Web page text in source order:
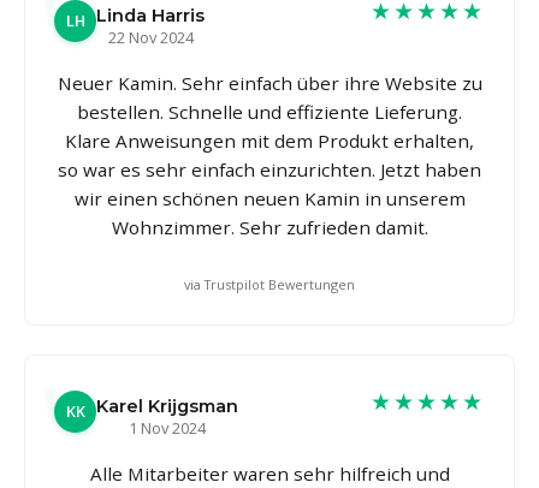
LH
Linda Harris
22 Nov 2024
★★★★★
Neuer Kamin. Sehr einfach über ihre Website zu
bestellen. Schnelle und effiziente Lieferung.
Klare Anweisungen mit dem Produkt erhalten,
so war es sehr einfach einzurichten. Jetzt haben
wir einen schönen neuen Kamin in unserem
Wohnzimmer. Sehr zufrieden damit.
via Trustpilot Bewertungen
KK Karel Krijgsman
1 Nov 2024
★★★★★
Alle Mitarbeiter waren sehr hilfreich und